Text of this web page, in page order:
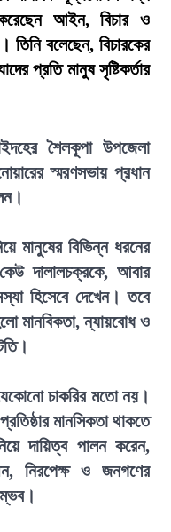
আইন, বিচার ও
তিনি বলেছেন, বিচারকের
প্রতি মানুষ সৃষ্টিকর্তার
শৈলকূপা উপজেলা
স্মরণসভায় প্রধান
মানুষের বিভিন্ন ধরনের
দালালচক্রকে, আবার
হিসেবে দেখেন। তবে
মানবিকতা, ন্যায়বোধ ও
চাকরির মতো নয়।
মানসিকতা থাকতে
দায়িত্ব পালন করেন,
নিরপেক্ষ ও জনগণের